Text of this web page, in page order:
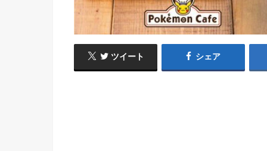
ツイート シェア